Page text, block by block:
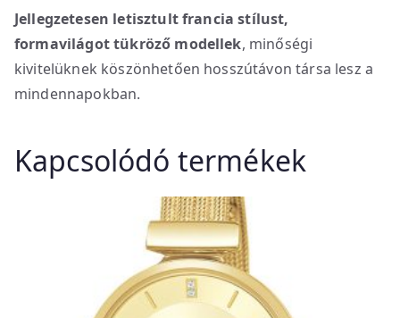
Jellegzetesen letisztult francia stílust,
formavilágot tükröző modellek, minőségi
kivitelüknek köszönhetően hosszútávon társa lesz a
mindennapokban.
Kapcsolódó termékek